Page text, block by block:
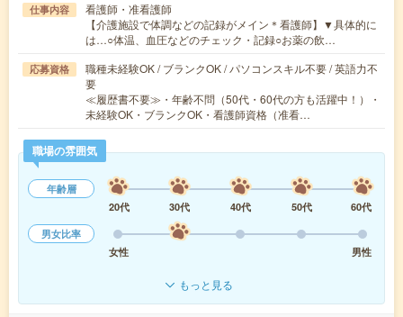
仕事内容
看護師・准看護師
【介護施設で体調などの記録がメイン＊看護師】▼具体的に
は…○体温、血圧などのチェック・記録○お薬の飲…
応募資格
職種未経験OK / ブランクOK / パソコンスキル不要 / 英語力不
要
≪履歴書不要≫・年齢不問（50代・60代の方も活躍中！）・
未経験OK・ブランクOK・看護師資格（准看…
職場の雰囲気
年齢層
20代
30代 40代 50代
60代
男女比率
女性
男性
もっと見る